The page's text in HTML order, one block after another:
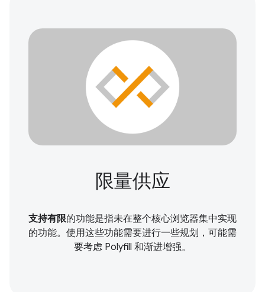
限量供应
支持有限的功能是指未在整个核心浏览器集中实现
的功能。使用这些功能需要进行一些规划，可能需
要考虑 Polyfill 和渐进增强。